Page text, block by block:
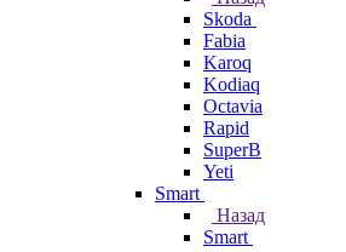
Skoda
Fabia
Karoq
Kodiaq
Octavia
Rapid
SuperB
Yeti
Smart
Назад
Smart